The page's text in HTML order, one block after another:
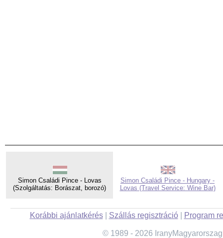
Simon Családi Pince - Lovas
(Szolgáltatás: Borászat, borozó)
Simon Családi Pince - Hungary -
Lovas (Travel Service: Wine Bar)
Korábbi ajánlatkérés| Szállás regisztráció| Program
© 1989 - 2026